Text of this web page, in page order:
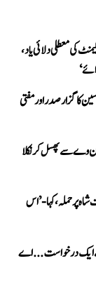
146 ارکانِ پارلیمنٹ کی معطلی دلائی یاد،
کا گزار صدر اور مفتی
رن وے سے پھسل کر نکلا
پر حملہ، کہا- ’اس
ایک درخواست...اے